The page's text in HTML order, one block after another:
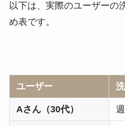
以下は、実際のユーザーの
め表です。
ユーザー
Aさん（30代）